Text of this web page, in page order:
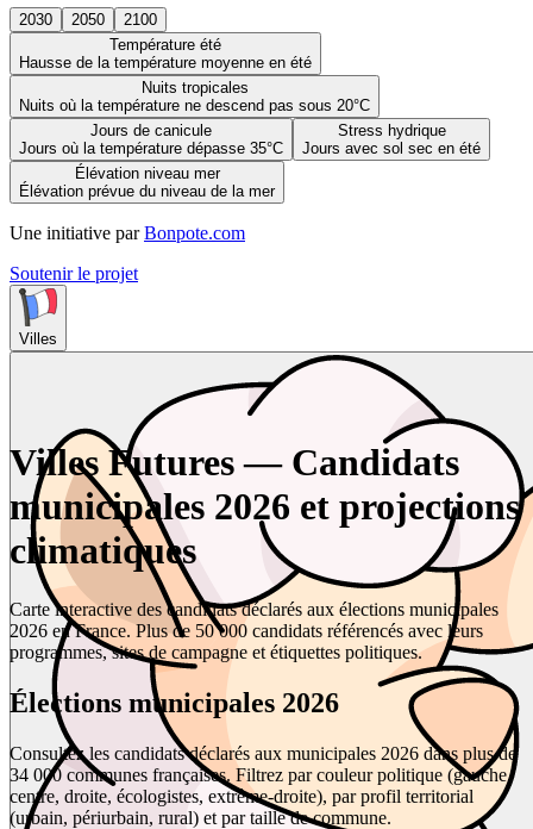
2030 2050
2100
Température été
Hausse de la température moyenne en été
Nuits tropicales
Nuits où la température ne descend pas sous 20°C
Jours de canicule
Jours où la température dépasse 35°C
Stress hydrique
Jours avec sol sec en été
Élévation niveau mer
Élévation prévue du niveau de la mer
Une initiative par Bonpote.com
Soutenir le projet
Villes
Villes Futures — Candidats
municipales 2026 et projections
climatiques
Carte interactive des candidats déclarés aux élections municipales
2026 en France. Plus de 50 000 candidats référencés avec leurs
programmes, sites de campagne et étiquettes politiques.
Élections municipales 2026
Consultez les candidats déclarés aux municipales 2026 dans plus de
34 000 communes françaises. Filtrez par couleur politique (gauche,
centre, droite, écologistes, extrême-droite), par profil territorial
(urbain, périurbain, rural) et par taille de commune.